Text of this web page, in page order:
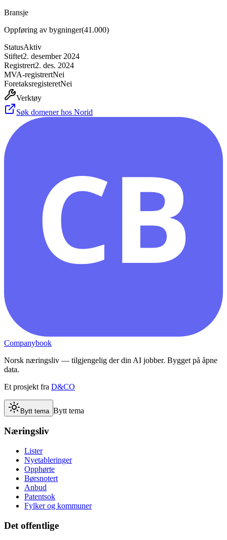
Bransje
Oppføring av bygninger(41.000)
StatusAktiv
Stiftet2. desember 2024
Registrert2. des. 2024
MVA-registrertNei
ForetaksregisteretNei
Verktøy
Søk domener hos Norid
CB
Companybook
Norsk næringsliv — tilgjengelig der din AI jobber. Bygget på åpne
data.
Et prosjekt fra D&CO
Bytt tema Bytt tema
Næringsliv
Lister
Nyetableringer
Opphørte
Børsnotert
Anbud
Patentsok
Fylker og kommuner
Det offentlige